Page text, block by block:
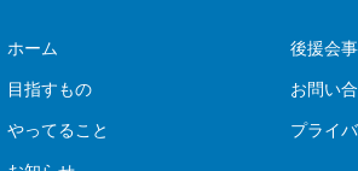
ホーム
目指すもの
やってること
後援会
お問い
プライ